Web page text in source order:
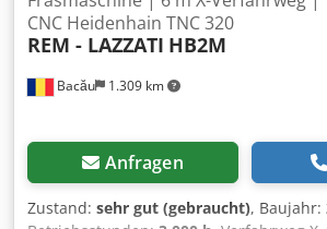
Bacău 1.309 km
CNC Heidenhain TNC 320
REM - LAZZATI HB2M
Anfragen
Zustand: sehr gut (gebraucht), Baujahr: